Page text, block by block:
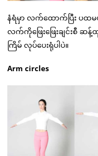
နံရံမှာ လက်ထောက်ပြီး ပထမ
လက်ကိုဖြေးဖြေးချင်းစီ
ကြိမ် လုပ်ပေးရုံပါပဲ။
Arm circles